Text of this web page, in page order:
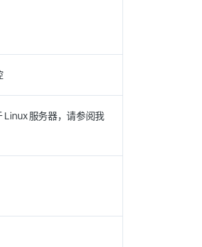
Linux 服务器，请参阅我